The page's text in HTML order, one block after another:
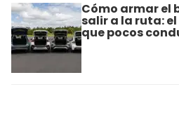
Cómo armar el
salir a la ruta:
que pocos